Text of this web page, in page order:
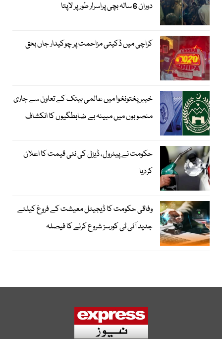
دوران 6 سالہ بچی پراسرار طور پر لاپتا
کراچی میں ڈکیتی مزاحمت پر چوکیدار جاں بحق
خیبرپختونخوا میں عالمی بینک کے تعاون سے جاری
منصوبوں میں مبینہ بے ضابطگیوں کا انکشاف
حکومت نے پیٹرول، ڈیزل کی نئی قیمت کا اعلان
کردیا
وفاقی حکومت کا ڈیجیٹل معیشت کے فروغ کیلئے
جدید آئی ٹی کورسز شروع کرنے کا فیصلہ